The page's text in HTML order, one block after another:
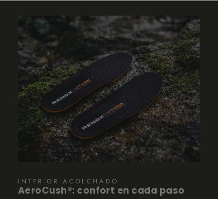
INTERIOR ACOLCHADO
AeroCush®: confort en cada paso